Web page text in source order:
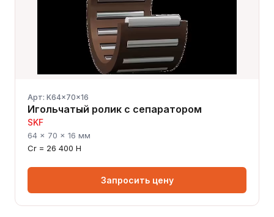
Арт: K64x70x16
Игольчатый ролик с сепаратором
SKF
64 × 70 × 16 мм
Cr = 26 400 Н
Запросить цену